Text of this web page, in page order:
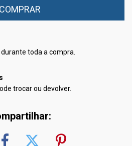
toda a compra.
trocar ou devolver.